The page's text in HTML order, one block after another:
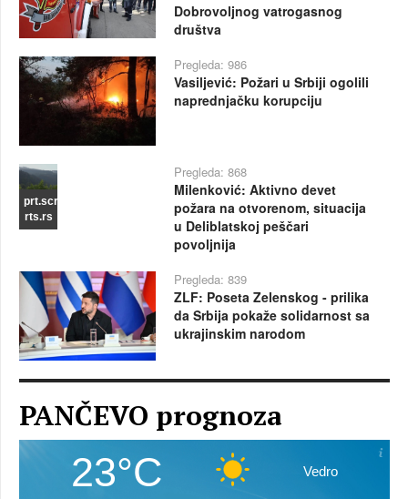
Dobrovoljnog vatrogasnog
društva
Pregleda: 986
Vasiljević: Požari u Srbiji ogolili
naprednjačku korupciju
prt.scr
rts.rs
Pregleda: 868
Milenković: Aktivno devet
požara na otvorenom, situacija
u Deliblatskoj peščari
povoljnija
Pregleda: 839
ZLF: Poseta Zelenskog - prilika
da Srbija pokaže solidarnost sa
ukrajinskim narodom
PANČEVO prognoza
23°C Vedro